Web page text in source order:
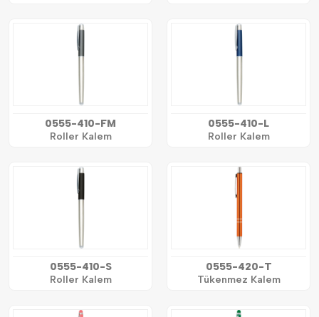
0555-410-FM
Roller Kalem
0555-410-L
Roller Kalem
0555-410-S
Roller Kalem
0555-420-T
Tükenmez Kalem